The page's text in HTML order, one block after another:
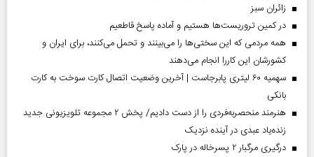
‌زائران سبز
در کمین تروریست‌ها هستیم و آماده پاسخ قاطعیم
همه مردمی که این سختی‌ها را می‌بینند و تحمل می‌کنند، برای ایران و
کشورشان این کاررا انجام می‌دهند
سهمیه ۶۰ لیتری پابرجاست | آخرین وضعیت اتصال کارت سوخت به کارت
بانکی
هنرمند منحصر‌به‌فردی را از دست دادیم/ پخش ۲ مجموعه تلویزیونی جدید
زنده‌یاد عبدی در آینده نزدیک
درگیری مرگبار ۲ پسرخاله در پارک